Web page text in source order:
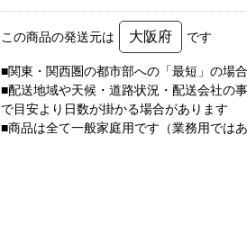
この商品の発送元は 大阪府 です
■関東・関西圏の都市部への「最短」の場
■配送地域や天候・道路状況・配送会社の
で目安より日数が掛かる場合があります
■商品は全て一般家庭用です（業務用ではあ